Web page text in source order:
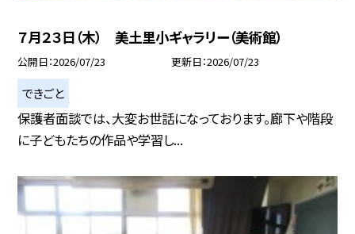
７月２３日（木） 美土里小ギャラリー（美術館）
公開日 2026/07/23 更新日 2026/07/23
できごと
保護者面談では、大変お世話になっております。廊下や階段
に子どもたちの作品や学習し...